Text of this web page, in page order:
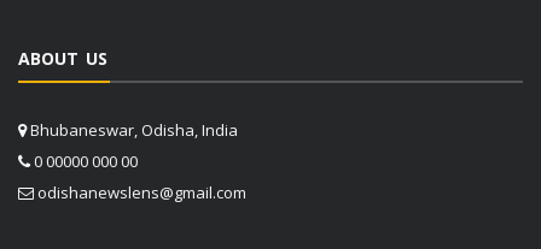
ABOUT US
Bhubaneswar, Odisha, India
0 00000 000 00
odishanewslens@gmail.com